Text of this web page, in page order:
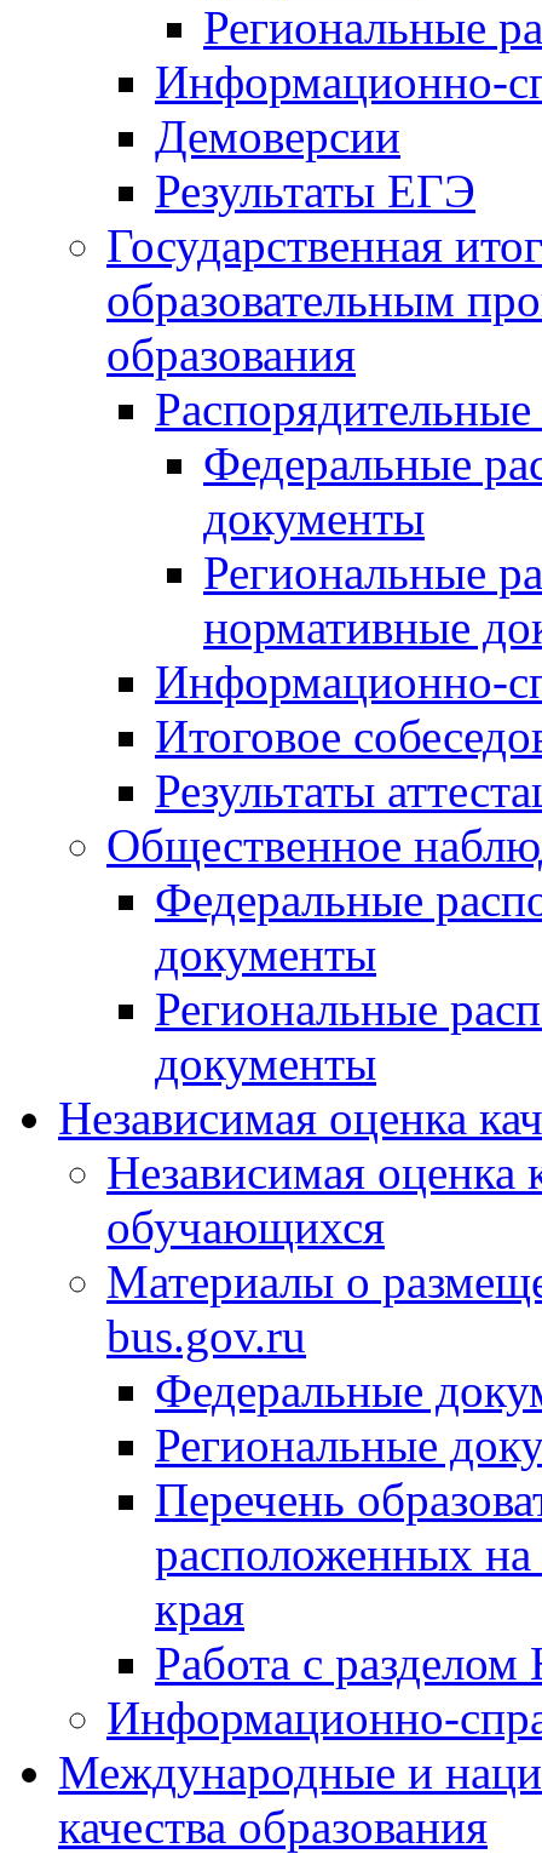
Региональные
Информационно-
Демоверсии
Результаты ЕГЭ
Государственная
образовательным
образования
Федеральные
документы
Региональные
нормативные
Информационно-
Итоговое
Результаты
Общественное
Федеральные
документы
Региональные
документы
Независимая оценка
Независимая оценка
обучающихся
Материалы о
bus.gov.ru
Федеральные
Региональные
Перечень
расположенных на
края
Работа с
Информационно-
Международные и
качества образования